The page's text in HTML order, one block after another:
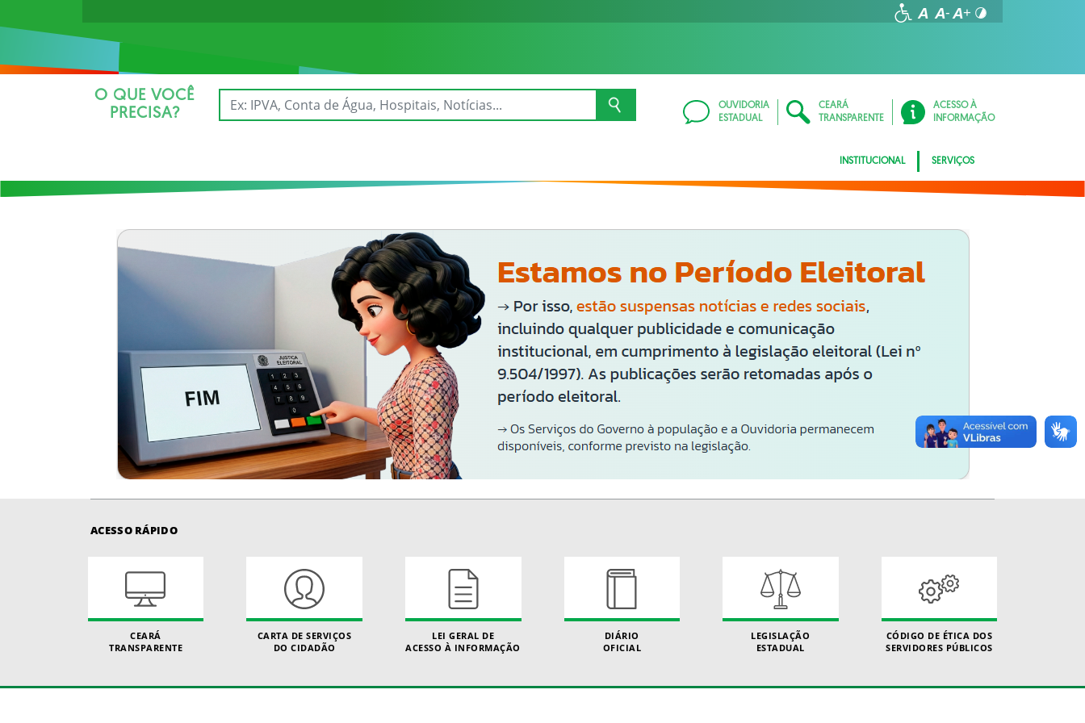
O QUE VOCÊ
PRECISA?
OUVIDORIA
ESTADUAL
CEARÁ
TRANSPARENTE
ACESSO À
INFORMAÇÃO
INSTITUCIONAL SERVIÇOS
ACESSO RÁPIDO
CEARÁ
TRANSPARENTE
CARTA DE SERVIÇOS
DO CIDADÃO
LEI GERAL DE
ACESSO À INFORMAÇÃO
DIÁRIO
OFICIAL
LEGISLAÇÃO
ESTADUAL
CÓDIGO DE ÉTICA DOS
SERVIDORES PÚBLICOS